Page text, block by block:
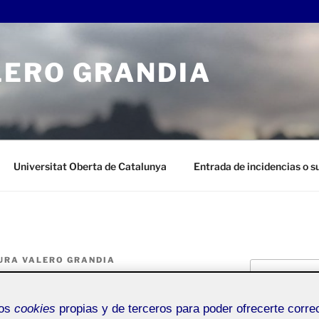
GRANDIA
Universitat Oberta de Catalunya Entrada de incidencias o
VALERO GRANDIA
cookies propias y de terceros para poder ofrecerte